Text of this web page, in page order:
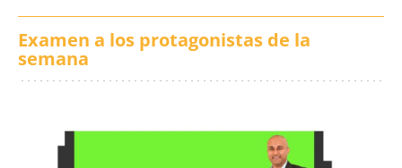
Examen a los protagonistas de la
semana